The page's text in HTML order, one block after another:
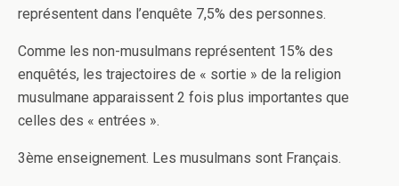
représentent dans l’enquête 7,5% des personnes.
Comme les non-musulmans représentent 15% des
enquêtés, les trajectoires de « sortie » de la religion
musulmane apparaissent 2 fois plus importantes que
celles des « entrées ».
3ème enseignement. Les musulmans sont Français.